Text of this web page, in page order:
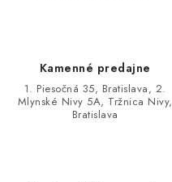
Kamenné predajne
1. Piesočná 35, Bratislava, 2.
Mlynské Nivy 5A, Tržnica Nivy,
Bratislava